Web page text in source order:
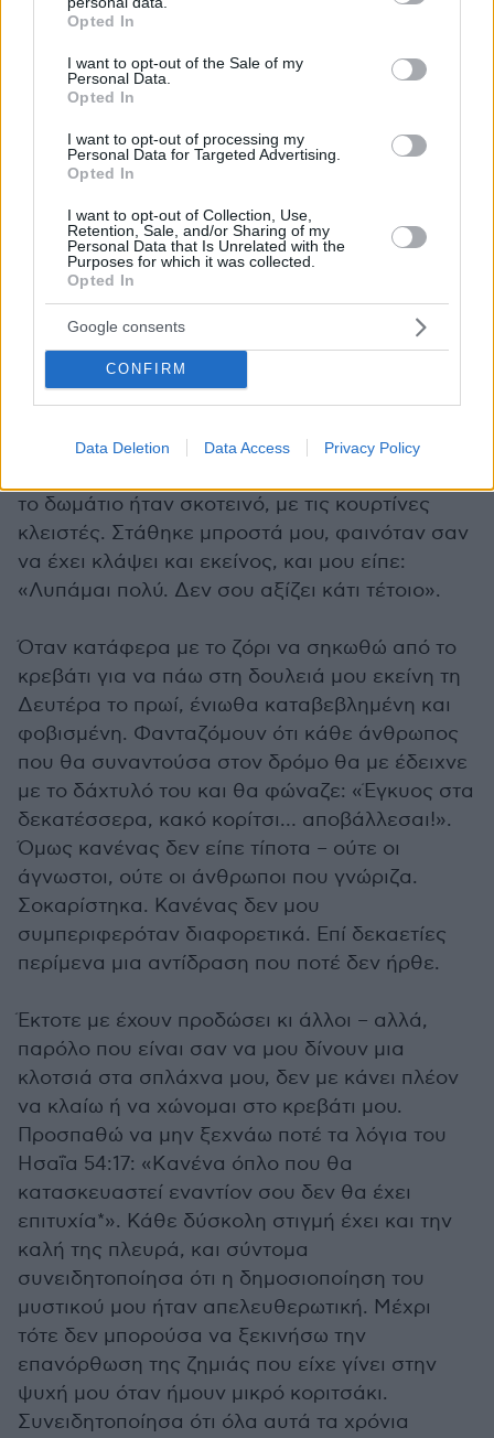
grant or deny consent to Google and its third-party tags to
use your data for below specified purposes in below Google
consent section.
Opted In
I want to opt-out of the Sale of my
Personal Data.
Opted In
I want to opt-out of processing my
Personal Data for Targeted Advertising.
Opted In
I want to opt-out of Collection, Use,
Retention, Sale, and/or Sharing of my
Personal Data that Is Unrelated with the
Purposes for which it was collected.
Opted In
Google consents
CONFIRM
Data Deletion Data Access Privacy Policy
Έτσι, κουβάλησα μέσα μου αυτό το μυστικό για
κάποιος ανακάλυπτε τι είχε συμβεί, θα με
έδιωχνε κι εκείνος από τη ζωή του. Ακόμη και
όταν βρήκα το θάρρος να δημοσιοποιήσω την
κα- κοποίηση, εξακολουθούσα να νιώθω
ντροπή και να κρατάω μυστική την
εγκυμοσύνη.
Όταν ένα μέλος της οικογένειάς μου, που έχει
πλέον πεθάνει, αποκάλυψε αυτή την ιστορία
στις σκανδαλοθηρικές εφημερίδες, τα πάντα
άλλαξαν. Ένιωσα συντετριμμένη. Πληγωμένη.
Προδομένη. Πώς μπόρεσε αυτός ο άνθρωπος
Θυμάμαι τον Στέντμαν να μπαίνει μέσα στο
το δωμάτιο ήταν σκοτεινό, με τις κουρτίνες
κλειστές. Στάθηκε μπροστά μου, φαινόταν σαν
να έχει κλάψει και εκείνος, και μου είπε:
«Λυπάμαι πολύ. Δεν σου αξίζει κάτι τέτοιο».
Όταν κατάφερα με το ζόρι να σηκωθώ από το
κρεβάτι για να πάω στη δουλειά μου εκείνη τη
Δευτέρα το πρωί, ένιωθα καταβεβλημένη και
φοβισμένη. Φανταζόμουν ότι κάθε άνθρωπος
που θα συναντούσα στον δρόμο θα με έδειχνε
με το δάχτυλό του και θα φώναζε: «Έγκυος στα
δεκατέσσερα, κακό κορίτσι… αποβάλλεσαι!».
Όμως κανένας δεν είπε τίποτα – ούτε οι
άγνωστοι, ούτε οι άνθρωποι που γνώριζα.
Σοκαρίστηκα. Κανένας δεν μου
συμπεριφερόταν διαφορετικά. Επί δεκαετίες
περίμενα μια αντίδραση που ποτέ δεν ήρθε.
Έκτοτε με έχουν προδώσει κι άλλοι – αλλά,
παρόλο που είναι σαν να μου δίνουν μια
κλοτσιά στα σπλάχνα μου, δεν με κάνει πλέον
να κλαίω ή να χώνομαι στο κρεβάτι μου.
Προσπαθώ να μην ξεχνάω ποτέ τα λόγια του
Ησαΐα 54:17: «Kανένα όπλo πoυ θα
κατασκευαστεί εναντίον σου δεν θα έχει
επιτυχία*». Κάθε δύσκολη στιγμή έχει και την
καλή της πλευρά, και σύντομα
συνειδητοποίησα ότι η δημοσιοποίηση του
μυστικού μου ήταν απελευθερωτική. Μέχρι
τότε δεν μπορούσα να ξεκινήσω την
επανόρθωση της ζημιάς που είχε γίνει στην
ψυχή μου όταν ήμουν μικρό κοριτσάκι.
Συνειδητοποίησα ότι όλα αυτά τα χρόνια